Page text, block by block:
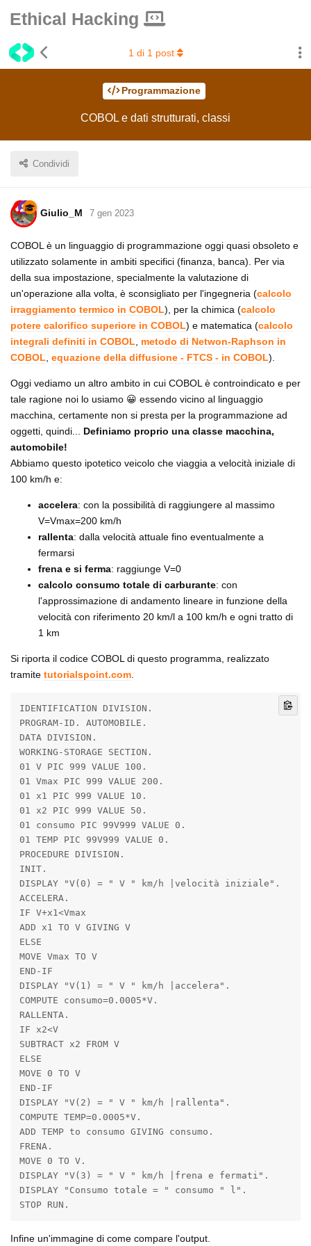
Ethical Hacking
Programmazione
COBOL e dati strutturati, classi
Condividi
1 di 1 post
Giulio_M 7 gen 2023
COBOL è un linguaggio di programmazione oggi quasi obsoleto e
utilizzato solamente in ambiti specifici (finanza, banca). Per via
della sua impostazione, specialmente la valutazione di
un'operazione alla volta, è sconsigliato per l'ingegneria (calcolo
irraggiamento termico in COBOL), per la chimica (calcolo
potere calorifico superiore in COBOL) e matematica (calcolo
integrali definiti in COBOL
metodo di Netwon-Raphson in
COBOL equazione della diffusione - FTCS - in COBOL).
Oggi vediamo un altro ambito in cui COBOL è controindicato e per
tale ragione noi lo usiamo 😀 essendo vicino al linguaggio
macchina, certamente non si presta per la programmazione ad
oggetti, quindi... Definiamo proprio una classe macchina,
automobile!
Abbiamo questo ipotetico veicolo che viaggia a velocità iniziale di
100 km/h e:
accelera: con la possibilità di raggiungere al massimo
V=Vmax=200 km/h
rallenta: dalla velocità attuale fino eventualmente a
fermarsi
frena e si ferma: raggiunge V=0
calcolo consumo totale di carburante: con
l'approssimazione di andamento lineare in funzione della
velocità con riferimento 20 km/l a 100 km/h e ogni tratto di
1 km
Si riporta il codice COBOL di questo programma, realizzato
tramite tutorialspoint.com
IDENTIFICATION DIVISION.
PROGRAM-ID. AUTOMOBILE.
DATA DIVISION.
WORKING-STORAGE SECTION.
01 V PIC 999 VALUE 100.
01 Vmax PIC 999 VALUE 200.
01 x1 PIC 999 VALUE 10.
01 x2 PIC 999 VALUE 50.
01 consumo PIC 99V999 VALUE 0.
01 TEMP PIC 99V999 VALUE 0.
PROCEDURE DIVISION.
INIT.
DISPLAY "V(0) = " V " km/h |velocità iniziale".
ACCELERA.
IF V+x1<Vmax
ADD x1 TO V GIVING V
ELSE
MOVE Vmax TO V
END-IF
DISPLAY "V(1) = " V " km/h |accelera".
COMPUTE consumo=0.0005*V.
RALLENTA.
IF x2<V
SUBTRACT x2 FROM V
ELSE
MOVE 0 TO V
END-IF
DISPLAY "V(2) = " V " km/h |rallenta".
COMPUTE TEMP=0.0005*V.
ADD TEMP to consumo GIVING consumo.
FRENA.
MOVE 0 TO V.
DISPLAY "V(3) = " V " km/h |frena e fermati".
DISPLAY "Consumo totale = " consumo " l".
STOP RUN.
Infine un'immagine di come compare l'output.